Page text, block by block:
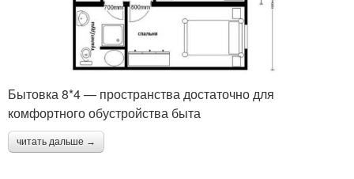
Бытовка 8*4 — пространства достаточно для
комфортного обустройства быта
читать дальше →